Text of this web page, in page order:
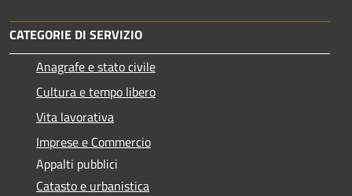
CATEGORIE DI SERVIZIO
Anagrafe e stato civile
Cultura e tempo libero
Vita lavorativa
Imprese e Commercio
Appalti pubblici
Catasto e urbanistica